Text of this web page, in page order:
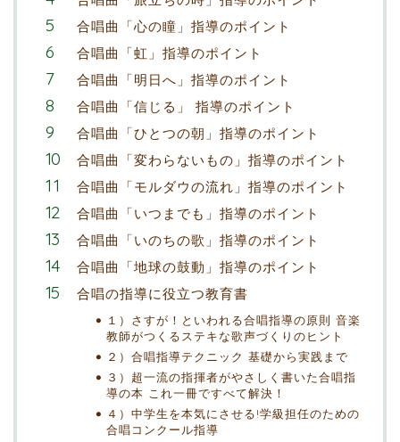
合唱曲「心の瞳」指導のポイント
合唱曲「虹」指導のポイント
合唱曲「明日へ」指導のポイント
合唱曲「信じる」 指導のポイント
合唱曲「ひとつの朝」指導のポイント
合唱曲「変わらないもの」指導のポイント
合唱曲「モルダウの流れ」指導のポイント
合唱曲「いつまでも」指導のポイント
合唱曲「いのちの歌」指導のポイント
合唱曲「地球の鼓動」指導のポイント
合唱の指導に役立つ教育書
１）さすが！といわれる合唱指導の原則 音楽
教師がつくるステキな歌声づくりのヒント
２）合唱指導テクニック 基礎から実践まで
３）超一流の指揮者がやさしく書いた合唱指
導の本 これ一冊ですべて解決！
４）中学生を本気にさせる!学級担任のための
合唱コンクール指導